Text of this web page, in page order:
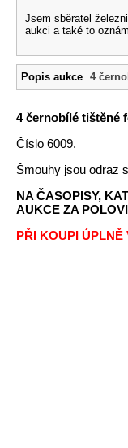
Jsem sběratel
aukci a také to
Popis aukce 4
4 černobílé tištěné
Číslo 6009.
Šmouhy jsou odraz
NA ČASOPISY,
AUKCE ZA
PŘI KOUPI ÚPLNĚ